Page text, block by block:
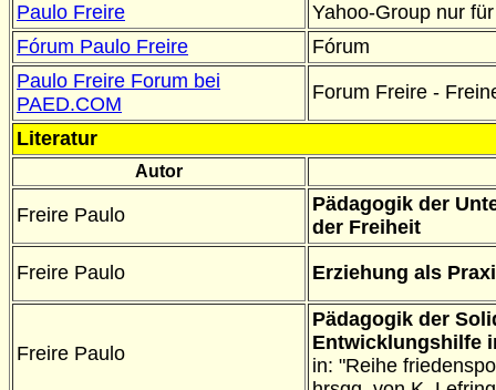
Paulo Freire
Yahoo-Group nur
Fórum Paulo Freire
Fórum
Paulo Freire Forum bei
PAED.COM
Forum Freire -
Literatur
Autor
Freire Paulo
Pädagogik der
der Freiheit
Freire Paulo Erziehung als
Freire Paulo
Pädagogik der
Entwicklungshilfe
in: "Reihe